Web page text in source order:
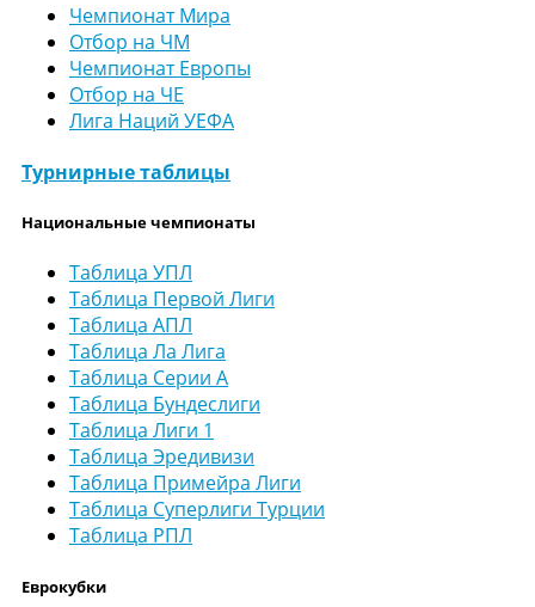
Чемпионат Мира
Отбор на ЧМ
Чемпионат Европы
Отбор на ЧЕ
Лига Наций УЕФА
Турнирные таблицы
Национальные чемпионаты
Таблица УПЛ
Таблица Первой Лиги
Таблица АПЛ
Таблица Ла Лига
Таблица Серии А
Таблица Бундеслиги
Таблица Лиги 1
Таблица Эредивизи
Таблица Примейра Лиги
Таблица Суперлиги Турции
Таблица РПЛ
Еврокубки